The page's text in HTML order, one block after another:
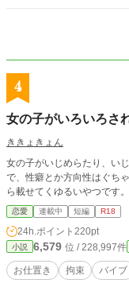
4
女の子がいろいろさ
ききょきょん
女の子がいじめらたり、い
で、性癖とか方向性はぐちゃぐ
ら載せてくゆるいやつです。
恋愛 連載中 短編 R18
24h.ポイント 220pt
小説 6,579 位 / 228,997件
お仕置き 拘束 バイブ